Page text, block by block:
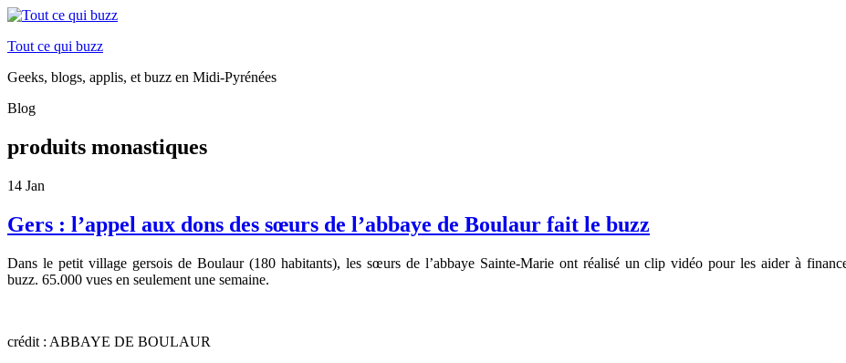
Tout ce qui buzz
Geeks, blogs, applis, et buzz en Midi-Pyrénées
Blog
produits monastiques
14 Jan
Gers : l’appel aux dons des sœurs de l’abbaye de Boulaur fait le buzz
Dans le petit village gersois de Boulaur (180 habitants), les sœurs de l’abbaye Sainte-Marie ont réalisé un clip vidéo pour les aider à
buzz. 65.000 vues en seulement une semaine.
crédit : ABBAYE DE BOULAUR